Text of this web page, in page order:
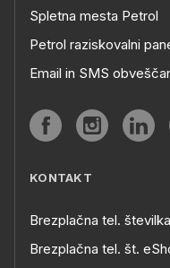
Spletna mesta Petrol
Petrol raziskovalni
Email in SMS
KONTAKT
Brezplačna tel.
Brezplačna tel. št.